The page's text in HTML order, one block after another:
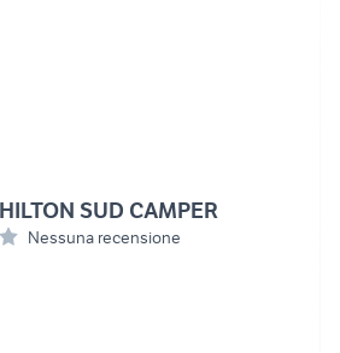
HILTON SUD CAMPER
Nessuna recensione